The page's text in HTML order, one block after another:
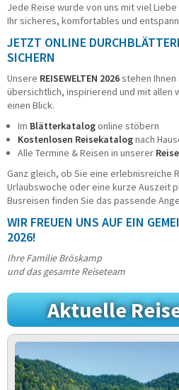
Historie
Jede Reise wurde von uns mit viel
Ihr sicheres, komfortables und
JETZT ONLINE
SICHERN
Unsere REISEWELTEN 2026stehen
übersichtlich, inspirierend und mit allen
einen Blick.
Im Blätterkatalogonline stöbern
Kostenlosen Reisekatalognach
Alle Termine & Reisen in unserer
Ganz gleich, ob Sie eine erlebnisreiche
Urlaubswoche oder eine kurze Auszeit
Busreisen finden Sie das passende
WIR FREUEN UNS AUF EIN
2026!
Ihre Familie Bröskamp
und das gesamte Reiseteam
Aktuelle